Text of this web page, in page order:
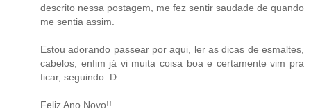
descrito nessa postagem, me fez sentir saudade de quando
me sentia assim.
Estou adorando passear por aqui, ler as dicas de esmaltes,
cabelos, enfim já vi muita coisa boa e certamente vim pra
ficar, seguindo :D
Feliz Ano Novo!!